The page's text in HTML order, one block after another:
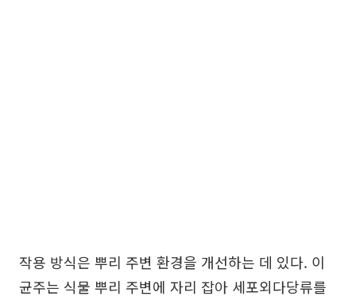
작용 방식은 뿌리 주변 환경을 개선하는 데 있다. 이
균주는 식물 뿌리 주변에 자리 잡아 세포외다당류를